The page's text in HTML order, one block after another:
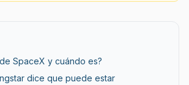
SpaceX y cuándo es?
dice que puede estar